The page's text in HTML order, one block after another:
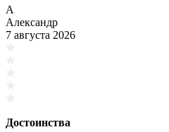
А
Александр
7 августа 2026
Достоинства